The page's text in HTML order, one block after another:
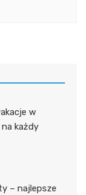
w
każdy
– najlepsze